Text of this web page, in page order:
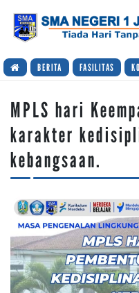
BERITA FASILITAS
MPLS hari
karakter
kebangsaan.